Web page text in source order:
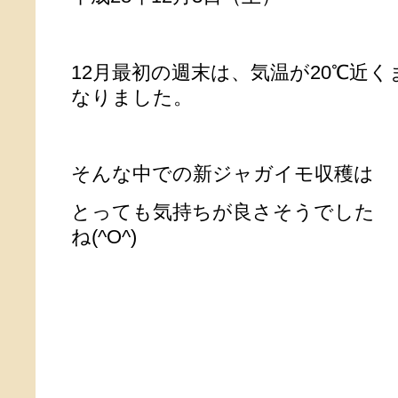
12月最初の週末は、気温が20℃近
なりました。
そんな中での新ジャガイモ収穫は
とっても気持ちが良さそうでした
ね(^O^)